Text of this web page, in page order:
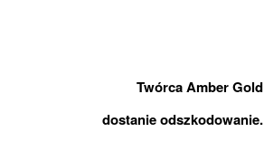
Twórca Amber Gold
dostanie odszkodowanie.